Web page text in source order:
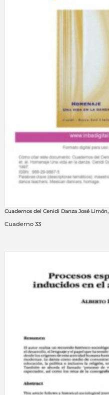
Cuadernos del Cenidi Danza José Limón,
Cuaderno 33